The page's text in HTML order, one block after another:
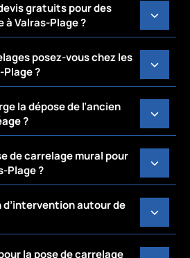
gratuits pour des
Valras-Plage ?
posez-vous chez les
?
la dépose de l’ancien
?
de carrelage mural pour
Plage ?
autour de
la pose de carrelage